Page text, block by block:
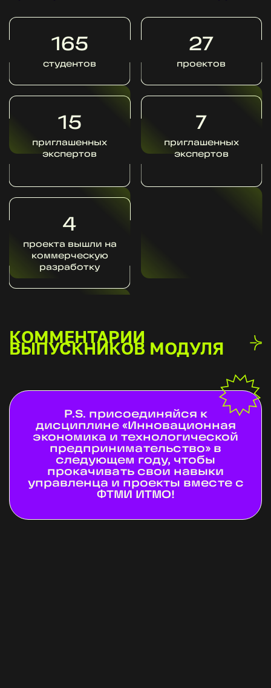
165
студентов
27
проектов
15
приглашенных
экспертов
7
приглашенных
экспертов
4
проекта вышли на
коммерческую
разработку
КОММЕНТАРИИ
ВЫПУСКНИКОВ МОДУЛЯ
P.S. присоединяйся к
дисциплине «Инновационная
экономика и технологической
предпринимательство» в
следующем году, чтобы
прокачивать свои навыки
управленца и проекты вместе с
ФТМИ ИТМО!